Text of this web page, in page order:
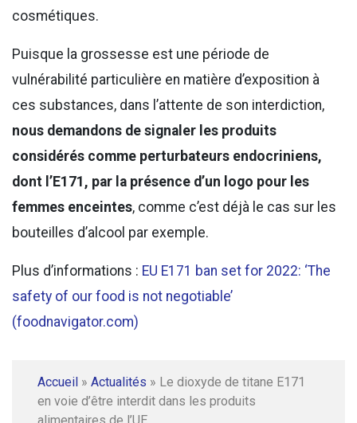
cosmétiques.
Puisque la grossesse est une période de
vulnérabilité particulière en matière d’exposition à
ces substances, dans l’attente de son interdiction,
nous demandons de signaler les produits
considérés comme perturbateurs endocriniens,
dont l’E171, par la présence d’un logo pour les
femmes enceintes, comme c’est déjà le cas sur les
bouteilles d’alcool par exemple.
Plus d’informations : EU E171 ban set for 2022: ‘The
safety of our food is not negotiable’
(foodnavigator.com)
Accueil » Actualités » Le dioxyde de titane E171
en voie d’être interdit dans les produits